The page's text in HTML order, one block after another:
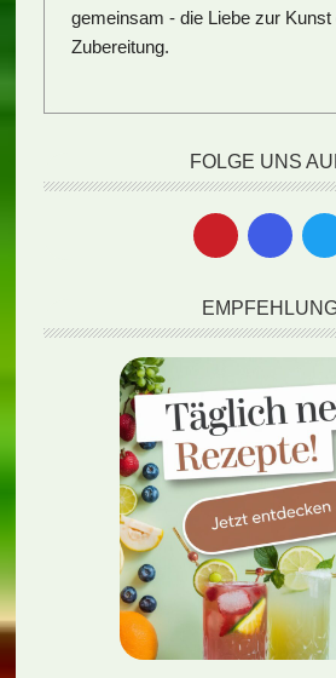
gemeinsam - die Liebe zur
Zubereitung.
FOLGE UNS